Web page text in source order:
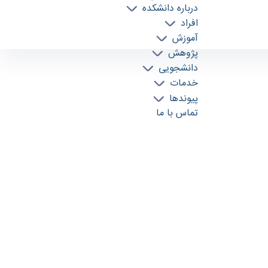
درباره دانشکده
افراد
آموزش
پژوهش
دانشجویی
خدمات
پیوندها
تماس با ما